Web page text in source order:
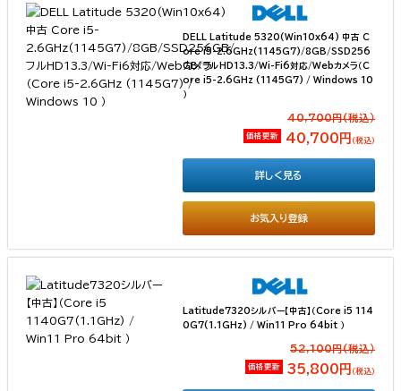
DELL Latitude 5320(Win10x64) 中古 C
ore i5-2.6GHz(1145G7)/8GB/SSD256
GB/フルHD13.3/Wi-Fi6対応/Webカメラ（C
ore i5-2.6GHz (1145G7) / Windows 10
）
40,700円(税込）
価格更新 40,700円 （税込）
お気入り登録
詳しく見る
Latitude7320シルバー【中古】（Core i5 114
0G7(1.1GHz) / Win11 Pro 64bit ）
52,100円(税込）
価格更新 35,800円 （税込）